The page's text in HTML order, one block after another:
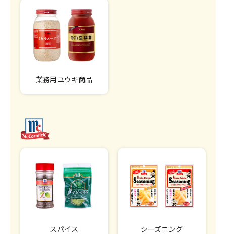
業務用ユウキ商品
スパイス シーズニング